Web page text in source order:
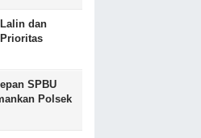
dan
SPBU
Polsek